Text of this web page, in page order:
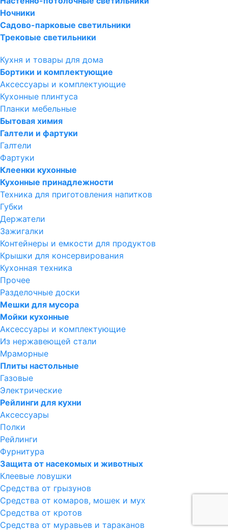
Ночники
Садово-парковые светильники
Трековые светильники
Кухня и товары для дома
Бортики и комплектующие
Аксессуары и комплектующие
Кухонные плинтуса
Планки мебельные
Бытовая химия
Галтели и фартуки
Галтели
Фартуки
Клеенки кухонные
Кухонные принадлежности
Техника для приготовления напитков
Губки
Держатели
Зажигалки
Контейнеры и емкости для продуктов
Крышки для консервирования
Кухонная техника
Прочее
Разделочные доски
Мешки для мусора
Мойки кухонные
Аксессуары и комплектующие
Из нержавеющей стали
Мраморные
Плиты настольные
Газовые
Электрические
Рейлинги для кухни
Аксессуары
Полки
Рейлинги
Фурнитура
Защита от насекомых и животных
Клеевые ловушки
Средства от грызунов
Средства от комаров, мошек и мух
Средства от кротов
Средства от муравьев и тараканов